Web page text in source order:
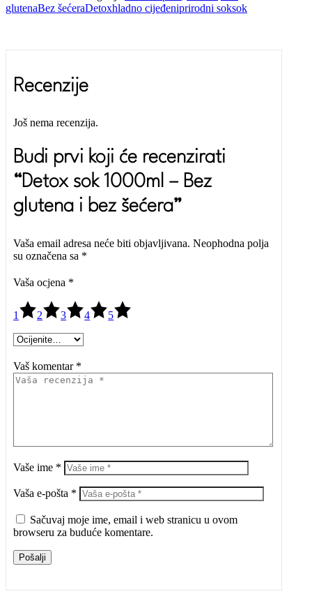
glutenaBez šećeraDetoxhladno cijeđeniprirodni soksok
Recenzije
Još nema recenzija.
Budi prvi koji će recenzirati
“Detox sok 1000ml – Bez
glutena i bez šećera”
Vaša email adresa neće biti objavljivana. Neophodna polja
su označena sa *
Vaša ocjena *
1 2 3 4 5
Vaš komentar *
Vaše ime *
Vaša e-pošta *
Sačuvaj moje ime, email i web stranicu u ovom
browseru za buduće komentare.
Pošalji